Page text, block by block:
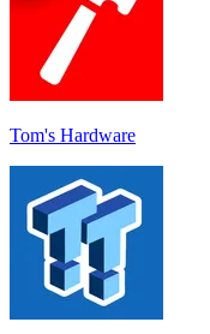
Tom's Hardware